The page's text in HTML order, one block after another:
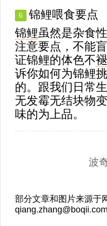
6
锦鲤喂食要点
锦鲤虽然是杂食
注意要点，不能
证锦鲤的体色不
诉你如何为锦鲤
的。跟我们日常
无发霉无结块物
味的为上品。
波
部分文章和图片来源于
qiang.zhang@boqii.com